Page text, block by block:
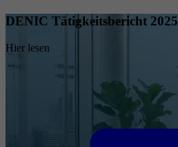
DENIC Tätigkeitsbericht 2025
Hier lesen